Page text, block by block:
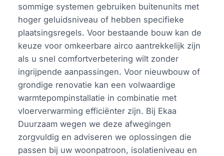
sommige systemen gebruiken buitenunits met
hoger geluidsniveau of hebben specifieke
plaatsingsregels. Voor bestaande bouw kan de
keuze voor omkeerbare airco aantrekkelijk zijn
als u snel comfortverbetering wilt zonder
ingrijpende aanpassingen. Voor nieuwbouw of
grondige renovatie kan een volwaardige
warmtepompinstallatie in combinatie met
vloerverwarming efficiënter zijn. Bij Ekaa
Duurzaam wegen we deze afwegingen
zorgvuldig en adviseren we oplossingen die
passen bij uw woonpatroon, isolatieniveau en